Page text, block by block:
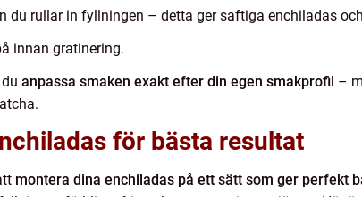
du rullar in fyllningen – detta ger saftiga enchiladas
innan gratinering.
anpassa smaken exakt efter din egen smakprofil –
för bästa resultat
montera dina enchiladas på ett sätt som ger perfekt